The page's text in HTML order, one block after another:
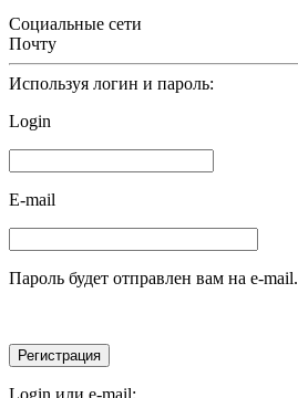
Социальные сети
Почту
Используя логин и пароль:
Login
E-mail
Пароль будет отправлен вам на e-mail.
Login или e-mail: